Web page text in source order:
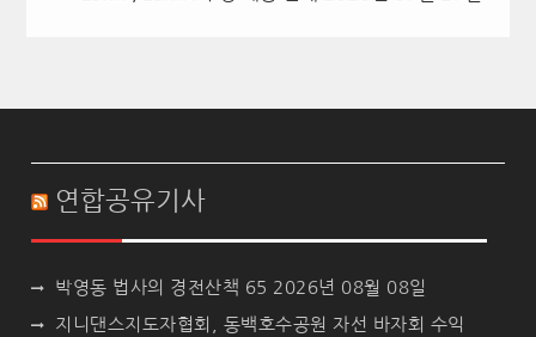
연합공유기사
박영동 법사의 경전산책 65 2026년 08월 08일
지니댄스지도자협회, 동백호수공원 자선 바자회 수익